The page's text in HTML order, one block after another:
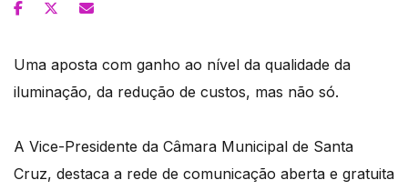
Uma aposta com ganho ao nível da qualidade da
iluminação, da redução de custos, mas não só.
A Vice-Presidente da Câmara Municipal de Santa
Cruz, destaca a rede de comunicação aberta e gratuita